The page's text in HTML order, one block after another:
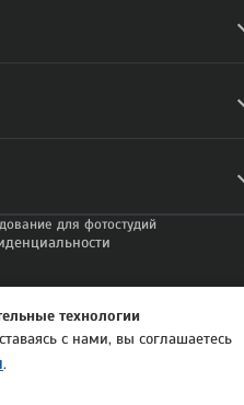
для фотостудий
технологии
с нами, вы соглашаетесь
.